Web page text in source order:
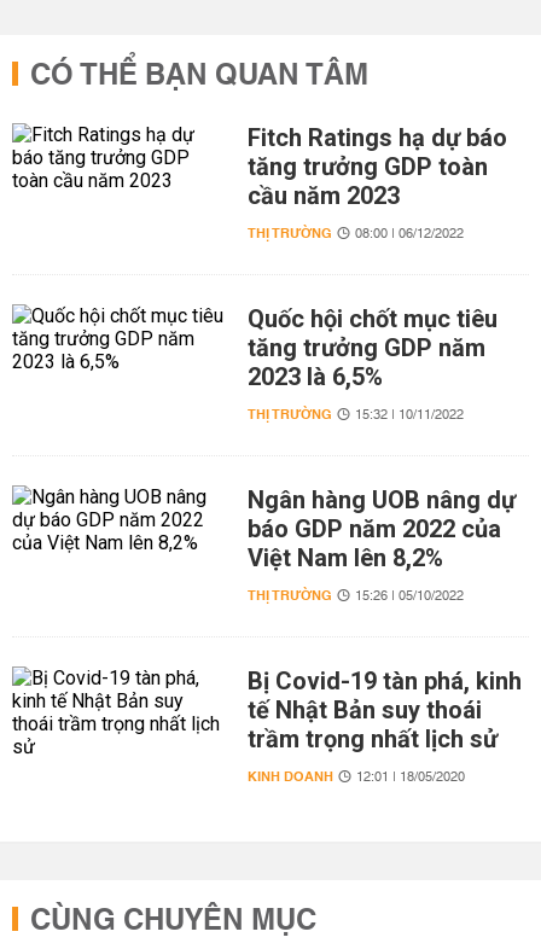
CÓ THỂ BẠN QUAN TÂM
Fitch Ratings hạ dự báo
tăng trưởng GDP toàn
cầu năm 2023
THỊ TRƯỜNG 08:00 | 06/12/2022
Quốc hội chốt mục tiêu
tăng trưởng GDP năm
2023 là 6,5%
THỊ TRƯỜNG 15:32 | 10/11/2022
Ngân hàng UOB nâng dự
báo GDP năm 2022 của
Việt Nam lên 8,2%
THỊ TRƯỜNG 15:26 | 05/10/2022
Bị Covid-19 tàn phá, kinh
tế Nhật Bản suy thoái
trầm trọng nhất lịch sử
KINH DOANH 12:01 | 18/05/2020
CÙNG CHUYÊN MỤC